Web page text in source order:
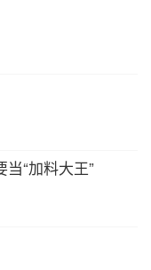
“加料大王”